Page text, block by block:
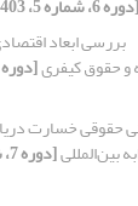
بررسی ابعاد
و حقوق کیفری
حقوقی خسارت
بین‌المللی